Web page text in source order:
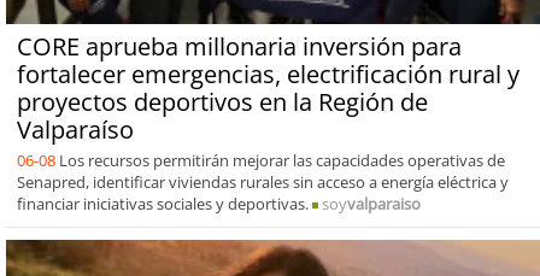
CORE aprueba millonaria inversión para
fortalecer emergencias, electrificación rural y
proyectos deportivos en la Región de
Valparaíso
06-08 Los recursos permitirán mejorar las capacidades operativas de
Senapred, identificar viviendas rurales sin acceso a energía eléctrica y
financiar iniciativas sociales y deportivas.
soyvalparaiso